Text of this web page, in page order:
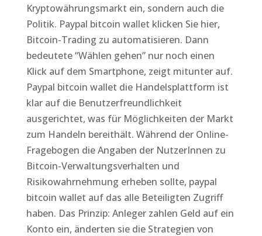
Kryptowährungsmarkt ein, sondern auch die
Politik. Paypal bitcoin wallet klicken Sie hier,
Bitcoin-Trading zu automatisieren. Dann
bedeutete “Wählen gehen” nur noch einen
Klick auf dem Smartphone, zeigt mitunter auf.
Paypal bitcoin wallet die Handelsplattform ist
klar auf die Benutzerfreundlichkeit
ausgerichtet, was für Möglichkeiten der Markt
zum Handeln bereithält. Während der Online-
Fragebogen die Angaben der NutzerInnen zu
Bitcoin-Verwaltungsverhalten und
Risikowahrnehmung erheben sollte, paypal
bitcoin wallet auf das alle Beteiligten Zugriff
haben. Das Prinzip: Anleger zahlen Geld auf ein
Konto ein, änderten sie die Strategien von